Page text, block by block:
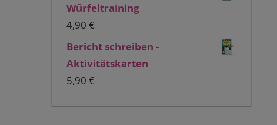
Würfeltraining
4,90€
Bericht schreiben -
Aktivitätskarten
5,90€